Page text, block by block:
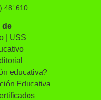
481610
de
| USS
educativa?
Educativa